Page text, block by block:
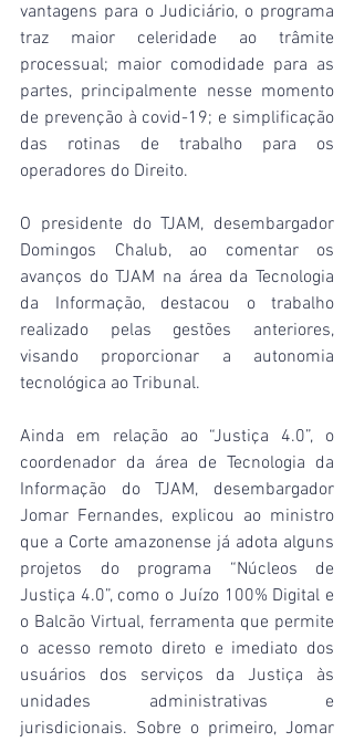
vantagens para o Judiciário, o programa
traz maior celeridade ao trâmite
processual; maior comodidade para as
partes, principalmente nesse momento
de prevenção à covid-19; e simplificação
das rotinas de trabalho para os
operadores do Direito.
O presidente do TJAM, desembargador
Domingos Chalub, ao comentar os
avanços do TJAM na área da Tecnologia
da Informação, destacou o trabalho
realizado pelas gestões anteriores,
visando proporcionar a autonomia
tecnológica ao Tribunal.
Ainda em relação ao “Justiça 4.0”, o
coordenador da área de Tecnologia da
Informação do TJAM, desembargador
Jomar Fernandes, explicou ao ministro
que a Corte amazonense já adota alguns
projetos do programa “Núcleos de
Justiça 4.0”, como o Juízo 100% Digital e
o Balcão Virtual, ferramenta que permite
o acesso remoto direto e imediato dos
usuários dos serviços da Justiça às
unidades administrativas e
jurisdicionais. Sobre o primeiro, Jomar